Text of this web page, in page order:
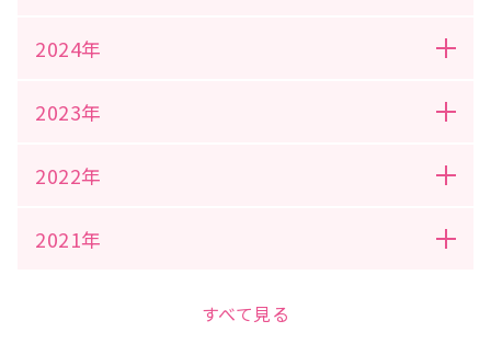
2024年
2023年
2022年
2021年
すべて見る